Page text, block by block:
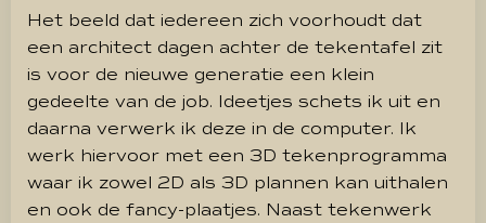
Het beeld dat iedereen zich voorhoudt dat
een architect dagen achter de tekentafel zit
is voor de nieuwe generatie een klein
gedeelte van de job. Ideetjes schets ik uit en
daarna verwerk ik deze in de computer. Ik
werk hiervoor met een 3D tekenprogramma
waar ik zowel 2D als 3D plannen kan uithalen
en ook de fancy-plaatjes. Naast tekenwerk